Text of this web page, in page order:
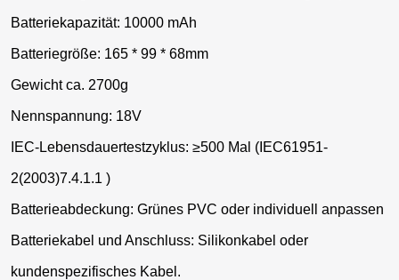
Batteriekapazität: 10000 mAh
Batteriegröße: 165 * 99 * 68mm
Gewicht ca. 2700g
Nennspannung: 18V
IEC-Lebensdauertestzyklus: ≥500 Mal (IEC61951-
2(2003)7.4.1.1 )
Batterieabdeckung: Grünes PVC oder individuell anpassen
Batteriekabel und Anschluss: Silikonkabel oder
kundenspezifisches Kabel.